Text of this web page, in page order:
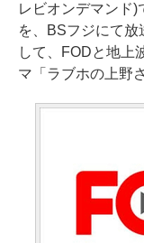
レビオンデマンド)
を、BSフジにて放
して、FODと地上
マ「ラブホの上野